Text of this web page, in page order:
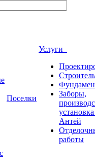
Поселки
Услуги
Заборы,
Антей
работы